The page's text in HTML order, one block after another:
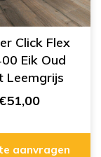
Click Flex
Eik Oud
Leemgrijs
6986
aanvragen